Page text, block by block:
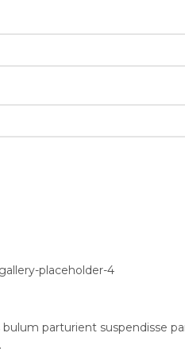
parturient suspendisse